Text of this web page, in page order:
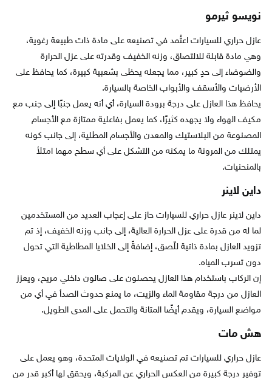
نويسو ثيرمو
عازل حراري للسيارات اعتُمد في تصنيعه على مادة ذات طبيعة رغوية،
وهي مادة قابلة للالتصاق، وزنه الخفيف وقدرته على عزل الحرارة
والضوضاء إلى حدٍ كبير، مما يجعله يحظى بشعبية كبيرة، كما يحافظ على
الأرضيات والأسقف والأبواب الخاصة بالسيارة.
يحافظ هذا العازل على درجة برودة السيارة، أي أنه يعمل جنبًا إلى جنب مع
مكيف الهواء ولا يجهده كثيرًا، كما يعمل بفاعلية ممتازة مع الأجسام
المصنوعة من البلاستيك والمعدن والأجسام المطلية، إلى جانب كونه
يمتلك من المرونة ما يمكنه من التشكل على أي سطح مهما امتلأ
بالمنحنيات.
داين لاينر
داين لاينر عازل حراري للسيارات حاز على إعجاب العديد من المستخدمين
لما له من قدرة على عزل الحرارة العالية، إلى جانب وزنه الخفيف، إذ تم
تزويد العازل بمادة ذاتية للّصق، إضافةً إلى الخلايا المطاطية التي تحول
دون تسرب المياه.
إن الركاب باستخدام هذا العازل يحصلون على صالون داخلي مريح، ويعزز
العازل من درجة مقاومة الماء والزيت، ما يمنع حدوث الصدأ في أي من
مواضع السيارة، ويقدم أيضًا المتانة والتحمل على المدى الطويل.
هش مات
عازل حراري للسيارات تم تصنيعه في الولايات المتحدة، وهو يعمل على
توفير درجة كبيرة من العكس الحراري عن المركبة، ويحقق لها أكبر قدر من